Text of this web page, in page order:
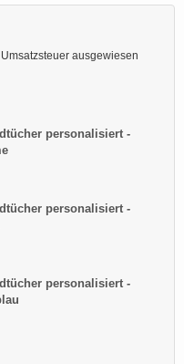
ausgewiesen
personalisiert -
personalisiert -
personalisiert -